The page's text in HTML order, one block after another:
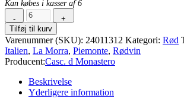
Kan købes i kasser af 6
-
Barbera
d’Alba
DOC
Leprié
antal
+
Tilføj til kurv
Varenummer (SKU): 24011312 Kategori: Rød
Italien, La Morra, Piemonte, Rødvin
Producent:Casc. d Monastero
Beskrivelse
Yderligere information